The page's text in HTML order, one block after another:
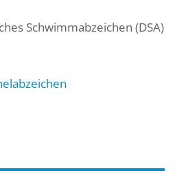
Schwimmabzeichen (DSA)